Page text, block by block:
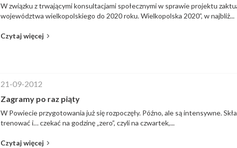
W związku z trwającymi konsultacjami społecznymi w sprawie projektu
województwa wielkopolskiego do 2020 roku. Wielkopolska 2020”, w najbliż...
Czytaj więcej
21-09-2012
Zagramy po raz piąty
W Powiecie przygotowania już się rozpoczęły. Późno, ale są intensywne.
trenować i… czekać na godzinę „zero”, czyli na czwartek,...
Czytaj więcej